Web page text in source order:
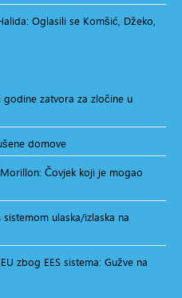
Oglasili se Komšić, Džeko,
zatvora za zločine u
domove
Čovjek koji je mogao
ulaska/izlaska na
zbog EES sistema: Gužve na